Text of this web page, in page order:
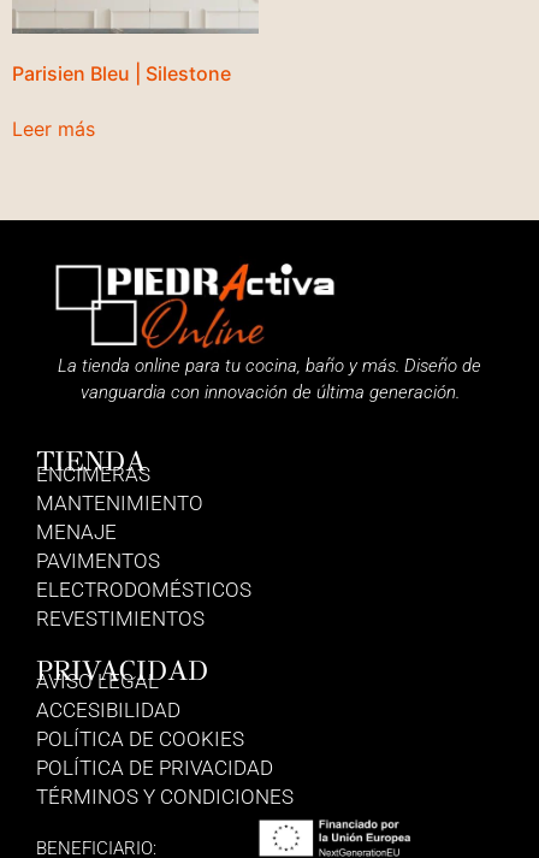
Parisien Bleu | Silestone
Leer más
La tienda online para tu cocina, baño y más. Diseño de
vanguardia con innovación de última generación.
TIENDA
ENCIMERAS
MANTENIMIENTO
MENAJE
PAVIMENTOS
ELECTRODOMÉSTICOS
REVESTIMIENTOS
PRIVACIDAD
AVISO LEGAL
ACCESIBILIDAD
POLÍTICA DE COOKIES
POLÍTICA DE PRIVACIDAD
TÉRMINOS Y CONDICIONES
BENEFICIARIO: